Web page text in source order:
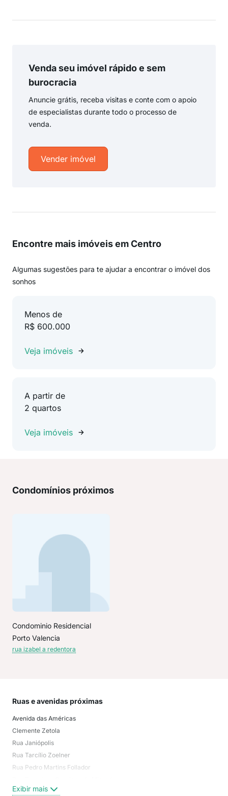
Venda seu imóvel rápido e sem
burocracia
Anuncie grátis, receba visitas e conte com o apoio
de especialistas durante todo o processo de
venda.
Vender imóvel
Encontre mais imóveis em Centro
Algumas sugestões para te ajudar a encontrar o imóvel dos
sonhos
Menos de
R$ 600.000
Veja imóveis
A partir de
2 quartos
Veja imóveis
Condomínios próximos
Condominio Residencial
Porto Valencia
rua izabel a redentora
Ruas e avenidas próximas
Avenida das Américas
Clemente Zetola
Rua Janiópolis
Rua Tarcílio Zoelner
Rua Pedro Martins Follador
Avenida Senador Souza Naves
Exibir mais